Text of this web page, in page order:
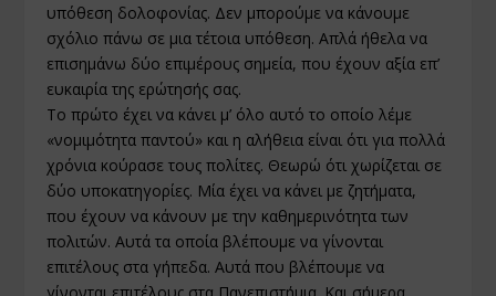
υπόθεση δολοφονίας. Δεν μπορούμε να κάνουμε
σχόλιο πάνω σε μια τέτοια υπόθεση. Απλά ήθελα να
επισημάνω δύο επιμέρους σημεία, που έχουν αξία επ’
ευκαιρία της ερώτησής σας.
Το πρώτο έχει να κάνει μ’ όλο αυτό το οποίο λέμε
«νομιμότητα παντού» και η αλήθεια είναι ότι για πολλά
χρόνια κούρασε τους πολίτες. Θεωρώ ότι χωρίζεται σε
δύο υποκατηγορίες. Μία έχει να κάνει με ζητήματα,
που έχουν να κάνουν με την καθημερινότητα των
πολιτών. Αυτά τα οποία βλέπουμε να γίνονται
επιτέλους στα γήπεδα. Αυτά που βλέπουμε να